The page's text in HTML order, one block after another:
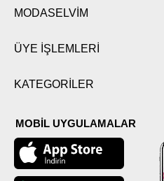
MODASELVİM
ÜYE İŞLEMLERİ
KATEGORİLER
MOBİL UYGULAMALAR